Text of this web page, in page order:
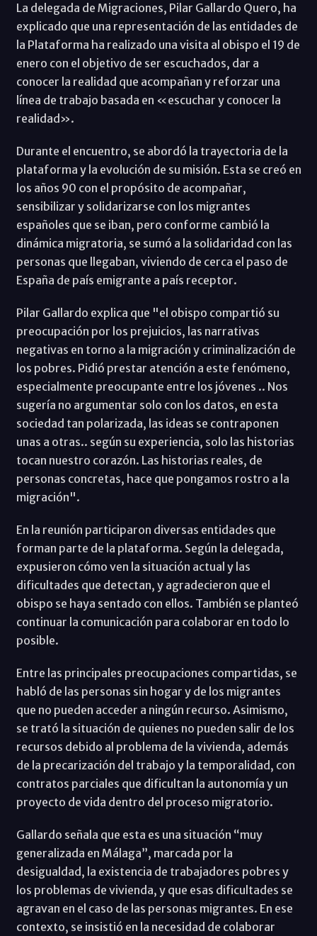
La delegada de Migraciones, Pilar Gallardo Quero, ha
explicado que una representación de las entidades de
la Plataforma ha realizado una visita al obispo el 19 de
enero con el objetivo de ser escuchados, dar a
conocer la realidad que acompañan y reforzar una
línea de trabajo basada en «escuchar y conocer la
realidad».
Durante el encuentro, se abordó la trayectoria de la
plataforma y la evolución de su misión. Esta se creó en
los años 90 con el propósito de acompañar,
sensibilizar y solidarizarse con los migrantes
españoles que se iban, pero conforme cambió la
dinámica migratoria, se sumó a la solidaridad con las
personas que llegaban, viviendo de cerca el paso de
España de país emigrante a país receptor.
Pilar Gallardo explica que "el obispo compartió su
preocupación por los prejuicios, las narrativas
negativas en torno a la migración y criminalización de
los pobres. Pidió prestar atención a este fenómeno,
especialmente preocupante entre los jóvenes .. Nos
sugería no argumentar solo con los datos, en esta
sociedad tan polarizada, las ideas se contraponen
unas a otras.. según su experiencia, solo las historias
tocan nuestro corazón. Las historias reales, de
personas concretas, hace que pongamos rostro a la
migración".
En la reunión participaron diversas entidades que
forman parte de la plataforma. Según la delegada,
expusieron cómo ven la situación actual y las
dificultades que detectan, y agradecieron que el
obispo se haya sentado con ellos. También se planteó
continuar la comunicación para colaborar en todo lo
posible.
Entre las principales preocupaciones compartidas, se
habló de las personas sin hogar y de los migrantes
que no pueden acceder a ningún recurso. Asimismo,
se trató la situación de quienes no pueden salir de los
recursos debido al problema de la vivienda, además
de la precarización del trabajo y la temporalidad, con
contratos parciales que dificultan la autonomía y un
proyecto de vida dentro del proceso migratorio.
Gallardo señala que esta es una situación “muy
generalizada en Málaga”, marcada por la
desigualdad, la existencia de trabajadores pobres y
los problemas de vivienda, y que esas dificultades se
agravan en el caso de las personas migrantes. En ese
contexto, se insistió en la necesidad de colaborar